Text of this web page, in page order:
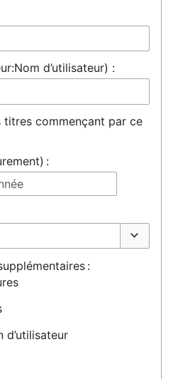
d’utilisateur) :
titres commençant par ce
:
:
d’utilisateur